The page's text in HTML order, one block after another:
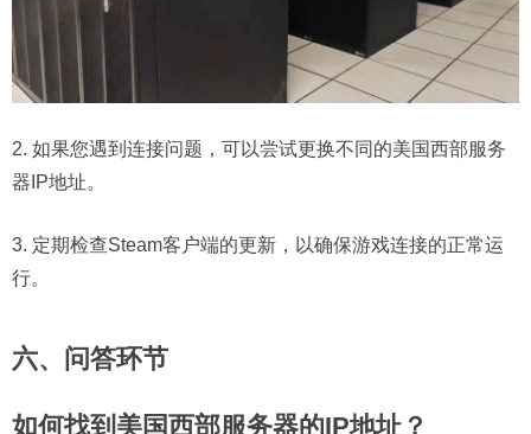
2. 如果您遇到连接问题，可以尝试更换不同的美国西部服务
器IP地址。
3. 定期检查Steam客户端的更新，以确保游戏连接的正常运
行。
六、问答环节
如何找到美国西部服务器的IP地址？